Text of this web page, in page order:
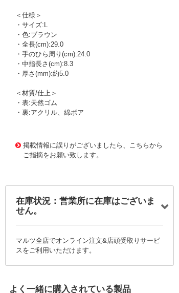
＜仕様＞
・サイズ:L
・色:ブラウン
・全長(cm):29.0
・手のひら周り(cm):24.0
・中指長さ(cm):8.3
・厚さ(mm):約5.0
＜材質/仕上＞
・表:天然ゴム
・裏:アクリル、綿ボア
掲載情報に誤りがございましたら、こちらから
ご指摘をお願い致します。
在庫状況：営業所に在庫はございま
せん。
マルツ全店でオンライン注文&店頭受取りサービ
スをご利用いただけます。
よく一緒に購入されている製品